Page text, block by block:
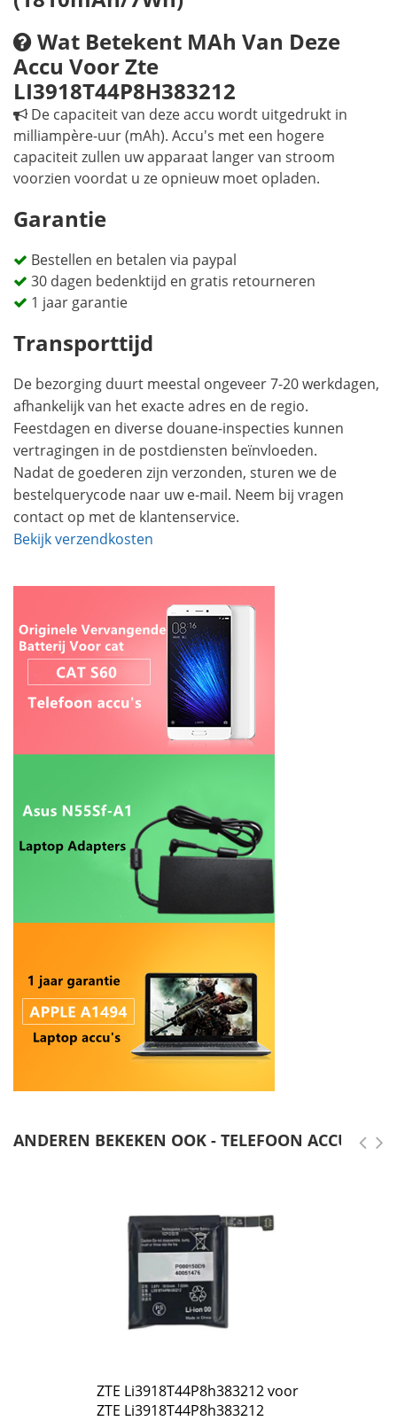
Wat Betekent MAh Van Deze
Accu Voor Zte
LI3918T44P8H383212
De capaciteit van deze accu wordt uitgedrukt in
milliampère-uur (mAh). Accu's met een hogere
capaciteit zullen uw apparaat langer van stroom
voorzien voordat u ze opnieuw moet opladen.
Garantie
Bestellen en betalen via paypal
30 dagen bedenktijd en gratis retourneren
1 jaar garantie
Transporttijd
De bezorging duurt meestal ongeveer 7-20 werkdagen,
afhankelijk van het exacte adres en de regio.
Feestdagen en diverse douane-inspecties kunnen
vertragingen in de postdiensten beïnvloeden.
Nadat de goederen zijn verzonden, sturen we de
bestelquerycode naar uw e-mail. Neem bij vragen
contact op met de klantenservice.
Bekijk verzendkosten
ANDEREN BEKEKEN OOK - TELEFOON ACCU'S
ZTE Li3918T44P8h383212 voor
ZTE Li3918T44P8h383212